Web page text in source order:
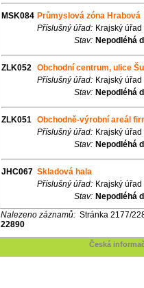
MSK084 Průmyslová zóna Hrabová
Příslušný úřad: Krajský
Stav: Nepodléhá
ZLK052 Obchodní centrum, ulice
Příslušný úřad: Krajský
Stav: Nepodléhá
ZLK051 Obchodně-výrobní areál
Příslušný úřad: Krajský
Stav: Nepodléhá
JHC067 Skladová hala
Příslušný úřad: Krajský
Stav: Nepodléhá
Nalezeno záznamů:
22890
Stránka 2177/
Česká